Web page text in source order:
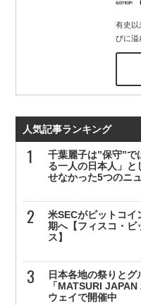
有史以
びに溢
人気記事ランキング
千葉麗子は”保守”
る一人の日本人」と
せなかった5つのニ
米SECがビットコイ
期へ【フィスコ・ビ
ス】
日本各地の祭りと
「MATSURI
ウェイで開催中